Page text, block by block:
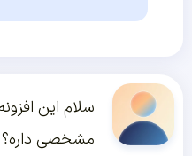
سلام این
مشخصی داره؟